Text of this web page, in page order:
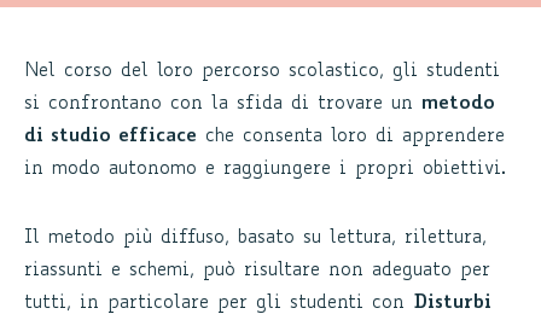
Nel corso del loro percorso scolastico, gli studenti
si confrontano con la sfida di trovare un metodo
di studio efficace che consenta loro di apprendere
in modo autonomo e raggiungere i propri obiettivi.
Il metodo più diffuso, basato su lettura, rilettura,
riassunti e schemi, può risultare non adeguato per
tutti, in particolare per gli studenti con Disturbi